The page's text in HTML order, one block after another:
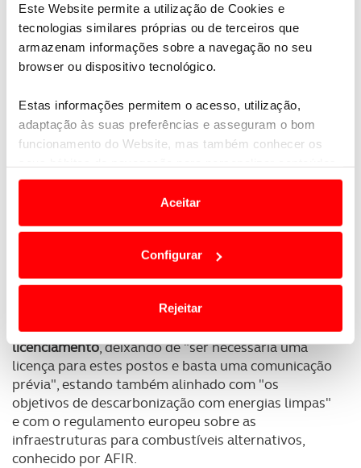
Este Website permite a utilização de Cookies e
tecnologias similares próprias ou de terceiros que
armazenam informações sobre a navegação no seu
browser ou dispositivo tecnológico.
Estas informações permitem o acesso, utilização,
adaptação às suas preferências e asseguram o bom
funcionamento do Website, mas também conhecer os
e anúncios de modo a promover produtos e/ou serviços.
Em alguns casos, a utilização destas tecnologias
termos e a todo o tempo as suas preferências e limitando
o acesso a informações durante a navegação no
personalizar conteúdos e anúncios, para lhe proporcionar
funcionalidades de redes sociais, bem como para
analisar dados de navegação no nosso website.
Adicionalmente partilhamos informação, relativa à sua
utilização do nosso site de publicidade e de análise, com
Aceitar
Configurar
Rejeitar
Receba as novidades do mundo automóvel e
do universo ACP.
SUBSCREVER
Outra das medidas passa por prever que em todos
os pontos públicos haja um pagamento direto. Isto
"implica que as pessoas possam pagar por MB Way
ou, em alguns casos, por QR Code, diretamente no
ponto de abastecimento", detalhou Gonçalo Matias.
O ministro indicou ainda que este novo regime, que
esteve em consulta pública no ínicio de 2025,
uma "uma expansão da rede em todo o território
nacional" e uma simplificação dos procedimentos de
licenciamento, deixando de "ser necessária uma
licença para estes postos e basta uma comunicação
prévia", estando também alinhado com "os
objetivos de descarbonização com energias limpas"
e com o regulamento europeu sobre as
infraestruturas para combustíveis alternativos,
conhecido por AFIR.